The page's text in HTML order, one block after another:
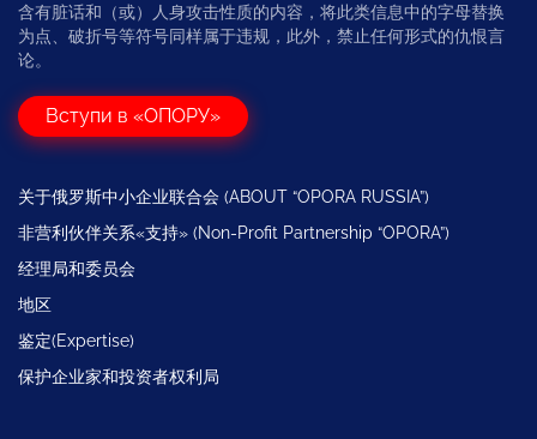
含有脏话和（或）人身攻击性质的内容，将此类信息中的字母替换
为点、破折号等符号同样属于违规，此外，禁止任何形式的仇恨言
论。
Вступи в «ОПОРУ»
关于俄罗斯中小企业联合会 (ABOUT “OPORA RUSSIA”)
非营利伙伴关系«支持» (Non-Profit Partnership “OPORA”)
经理局和委员会
地区
鉴定(Expertise)
保护企业家和投资者权利局